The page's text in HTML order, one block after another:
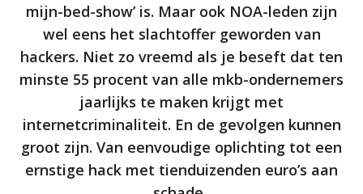
mijn-bed-show’ is. Maar ook NOA-leden zijn
wel eens het slachtoffer geworden van
hackers. Niet zo vreemd als je beseft dat ten
minste 55 procent van alle mkb-ondernemers
jaarlijks te maken krijgt met
internetcriminaliteit. En de gevolgen kunnen
groot zijn. Van eenvoudige oplichting tot een
ernstige hack met tienduizenden euro’s aan